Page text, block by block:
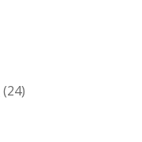
(24)